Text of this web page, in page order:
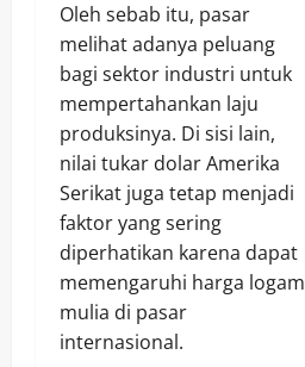
Oleh sebab itu, pasar
melihat adanya peluang
bagi sektor industri untuk
mempertahankan laju
produksinya. Di sisi lain,
nilai tukar dolar Amerika
Serikat juga tetap menjadi
faktor yang sering
diperhatikan karena dapat
memengaruhi harga logam
mulia di pasar
internasional.